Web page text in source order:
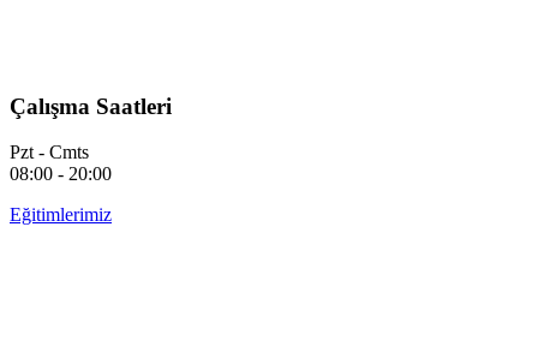
Çalışma Saatleri
Pzt - Cmts
08:00 - 20:00
Eğitimlerimiz